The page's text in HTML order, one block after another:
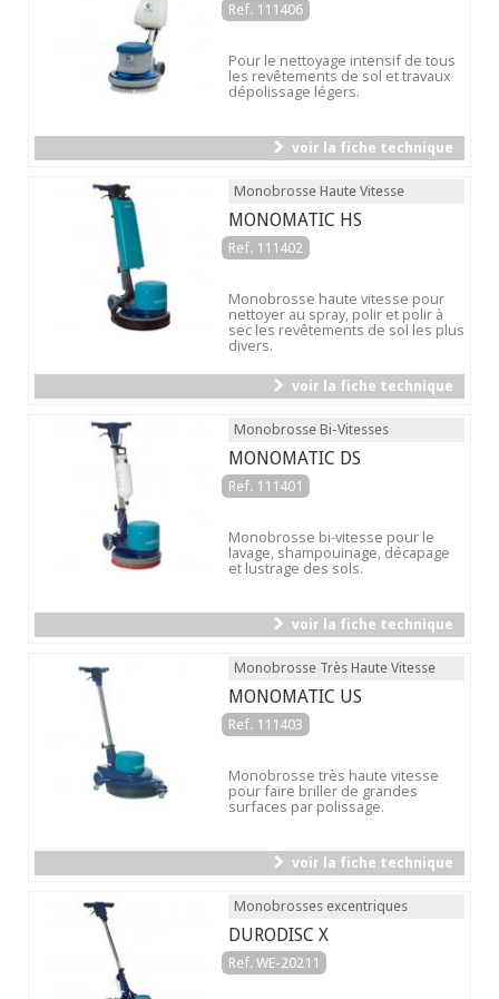
Ref. 111406
Pour le nettoyage intensif de tous
les revêtements de sol et travaux
dépolissage légers.
voir la fiche technique
Monobrosse Haute Vitesse
MONOMATIC HS
Ref. 111402
Monobrosse haute vitesse pour
nettoyer au spray, polir et polir à
sec les revêtements de sol les plus
divers.
voir la fiche technique
Monobrosse Bi-Vitesses
MONOMATIC DS
Ref. 111401
Monobrosse bi-vitesse pour le
lavage, shampouinage, décapage
et lustrage des sols.
voir la fiche technique
Monobrosse Très Haute Vitesse
MONOMATIC US
Ref. 111403
Monobrosse très haute vitesse
pour faire briller de grandes
surfaces par polissage.
voir la fiche technique
Monobrosses excentriques
DURODISC X
Ref. WE-20211